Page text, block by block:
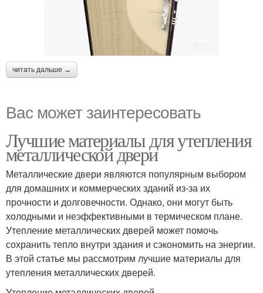
читать дальше →
Вас может заинтересовать
Лучшие материалы для утепления
металлической двери
Металлические двери являются популярным выбором
для домашних и коммерческих зданий из-за их
прочности и долговечности. Однако, они могут быть
холодными и неэффективными в термическом плане.
Утепление металлических дверей может помочь
сохранить тепло внутри здания и сэкономить на энергии.
В этой статье мы рассмотрим лучшие материалы для
утепления металлических дверей.